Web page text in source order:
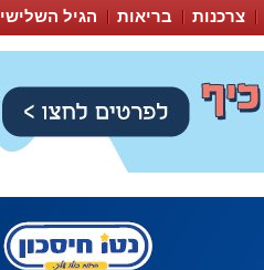
צרכנות בריאות הגיל השלישי